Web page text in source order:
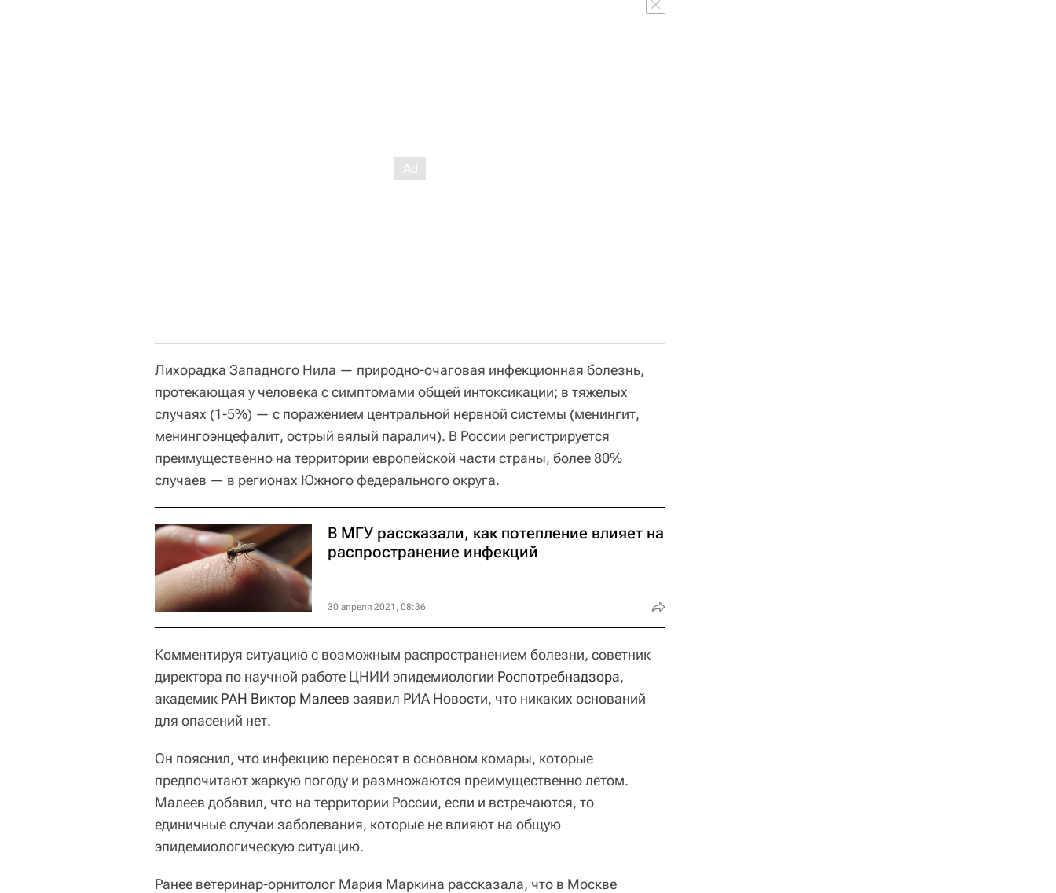
Лихорадка Западного Нила — природно-очаговая инфекционная болезнь,
протекающая у человека с симптомами общей интоксикации; в тяжелых
случаях (1-5%) — с поражением центральной нервной системы (менингит,
менингоэнцефалит, острый вялый паралич). В России регистрируется
преимущественно на территории европейской части страны, более 80%
случаев — в регионах Южного федерального округа.
В МГУ рассказали, как потепление влияет на
распространение инфекций
30 апреля 2021, 08:36
Комментируя ситуацию с возможным распространением болезни, советник
директора по научной работе ЦНИИ эпидемиологии Роспотребнадзора,
академик РАН Виктор Малеев заявил РИА Новости, что никаких оснований
для опасений нет.
Он пояснил, что инфекцию переносят в основном комары, которые
предпочитают жаркую погоду и размножаются преимущественно летом.
Малеев добавил, что на территории России, если и встречаются, то
единичные случаи заболевания, которые не влияют на общую
эпидемиологическую ситуацию.
Ранее ветеринар-орнитолог Мария Маркина рассказала, что в Москве